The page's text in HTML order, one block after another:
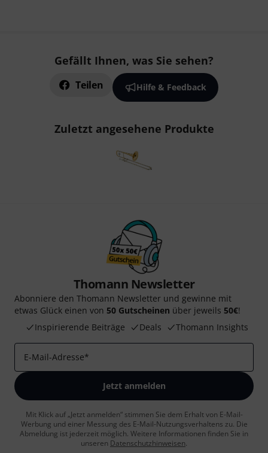
Gefällt Ihnen, was Sie sehen?
Teilen Hilfe & Feedback
Zuletzt angesehene Produkte
Thomann Newsletter
Abonniere den Thomann Newsletter und gewinne mit
etwas Glück einen von 50 Gutscheinen über jeweils 50€!
Inspirierende Beiträge
Deals Thomann Insights
E-Mail-Adresse*
Jetzt anmelden
Mit Klick auf „Jetzt anmelden“ stimmen Sie dem Erhalt von E-Mail-
Werbung und einer Messung des E-Mail-Nutzungsverhaltens zu. Die
Abmeldung ist jederzeit möglich. Weitere Informationen finden Sie in
unseren Datenschutzhinweisen.